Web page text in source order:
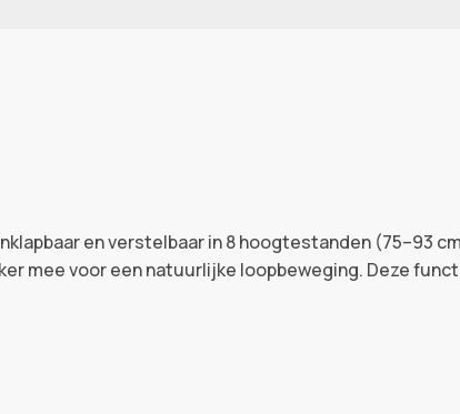
en verstelbaar in 8 hoogtestanden (75–93
mee voor een natuurlijke loopbeweging. Deze